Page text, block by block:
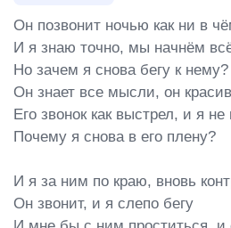
Он позвонит ночью как ни в
И я знаю точно, мы начнём
Но зачем я снова бегу к нему?
Он знает все мысли, он
Его звонок как выстрел, и я
Почему я снова в его плену?
И я за ним по краю, вновь
Он звонит, и я слепо бегу